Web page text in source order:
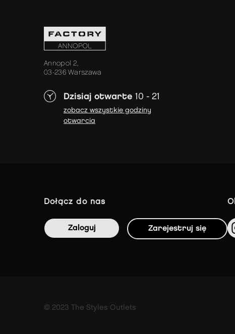
Annopol 2,
03-236 Warszawa
Dzisiaj otwarte 10 - 21
zobacz wszystkie godziny
otwarcia
dołącz do nas
Zaloguj Zarejestruj się
© 2023 The Styles Outlets